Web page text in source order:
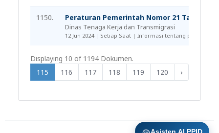
1150. Peraturan Pemerintah Nomor 21 Tahun
Dinas Tenaga Kerja dan Transmigrasi
12 Jun 2024 | Setiap Saat | Informasi tentang
Displaying 10 of 1194 Dokumen.
115 116 117 118 119 120 ›